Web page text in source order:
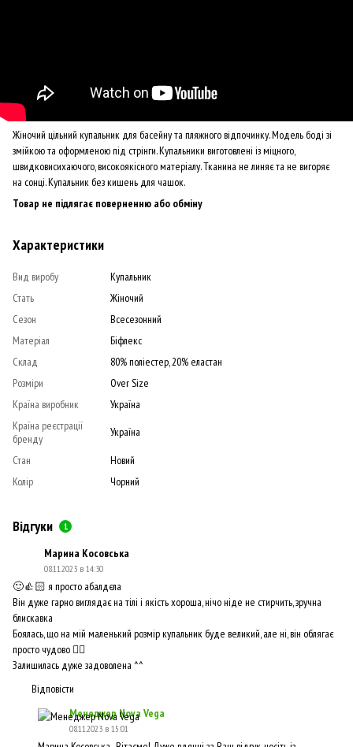
Жіночий цільний купальник для басейну та пляжного відпочинку. Модель боді зі
змійкою та оформленою під стрінги. Купальники виготовлені із міцного,
швидковисихаючого, високоякісного матеріалу. Тканина не линяє та не вигоряє
на сонці. Купальник без кишень для чашок.
Товар не підлягає поверненню або обміну
Характеристики
Вид виробу
Купальник
Стать
Жіночий
Сезон
Всесезонний
Матеріал
Біфлекс
Склад
80% поліестер, 20% еластан
Розміри
Over Size
Країна виробник
Україна
Країна реєстрації
бренду
Україна
Стан
Новий
Колір
Чорний
Відгуки 1
Марина Косовська
08.11.2023 в 14:30
🙂👍🏻 я просто абалдєла
Він дуже гарно виглядає на тілі і якість хороша, нічо ніде не стирчить, зручна
блискавка
Боялась, що на мій маленький розмір купальник буде великий, але ні, він облягає
просто чудово 👌🏻
Залишилась дуже задоволена ^^
Відповісти
Менеджер Nova Vega
08.11.2023 в 15:01